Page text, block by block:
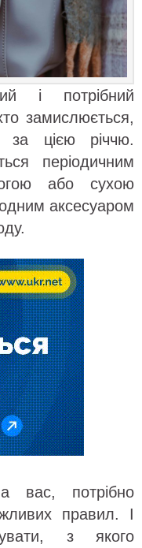
і потрібний
замислюється,
за цією річчю.
періодичним
або сухою
аксесуаром
вас, потрібно
правил. І
з якого